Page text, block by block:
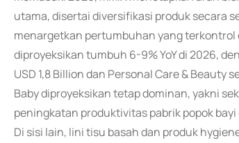
utama, disertai diversifikasi produk secara
menargetkan pertumbuhan yang terkontrol
diproyeksikan tumbuh 6-9% YoY di 2026,
USD 1,8 Billion dan Personal Care & Beauty
Baby diproyeksikan tetap dominan, yakni
peningkatan produktivitas pabrik popok bayi
Di sisi lain, lini tisu basah dan produk